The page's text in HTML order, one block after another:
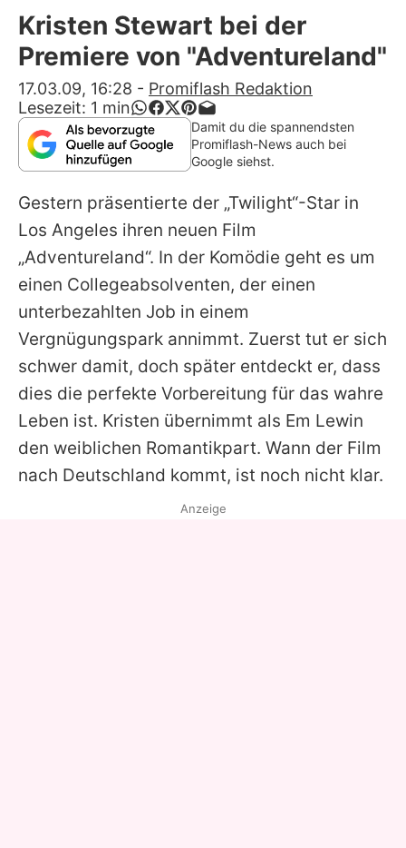
Alle Themen auf Promiflash
App runterladen
Team
Redaktionelle Richtlinien
Impressum
Datenschutzerklärung
Nutzungsbedingungen
Utiq verwalten
Kristen Stewart bei der
Premiere von "Adventureland"
17.03.09, 16:28 - Promiflash Redaktion
Lesezeit: 1 min
Damit du die spannendsten
Promiflash-News auch bei
Google siehst.
Gestern präsentierte der „Twilight“-Star in
Los Angeles ihren neuen Film
„Adventureland“. In der Komödie geht es um
einen Collegeabsolventen, der einen
unterbezahlten Job in einem
Vergnügungspark annimmt. Zuerst tut er sich
schwer damit, doch später entdeckt er, dass
dies die perfekte Vorbereitung für das wahre
Leben ist. Kristen übernimmt als Em Lewin
den weiblichen Romantikpart. Wann der Film
nach Deutschland kommt, ist noch nicht klar.
Anzeige